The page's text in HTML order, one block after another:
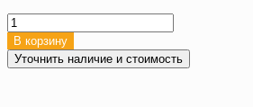
Количество
товара
Брезентовая
штора
В корзину
Уточнить наличие и стоимость